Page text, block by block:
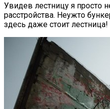
Увидев лестницу я просто
расстройства. Неужто
здесь даже стоит лестница!